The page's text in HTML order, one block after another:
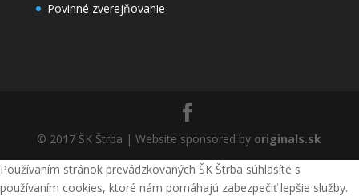
Povinné zverejňovanie
© 2017 ŠK Štrba | Website sponsored by originals.sk
Používaním stránok prevádzkovaných ŠK Štrba súhlasíte s
používaním cookies, ktoré nám pomáhajú zabezpečiť lepšie služby.